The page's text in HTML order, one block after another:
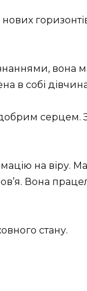
вона
в собі
добрим серцем.
на віру.
Вона
стану.